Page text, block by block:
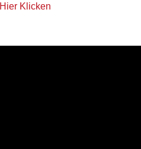
Hier Klicken